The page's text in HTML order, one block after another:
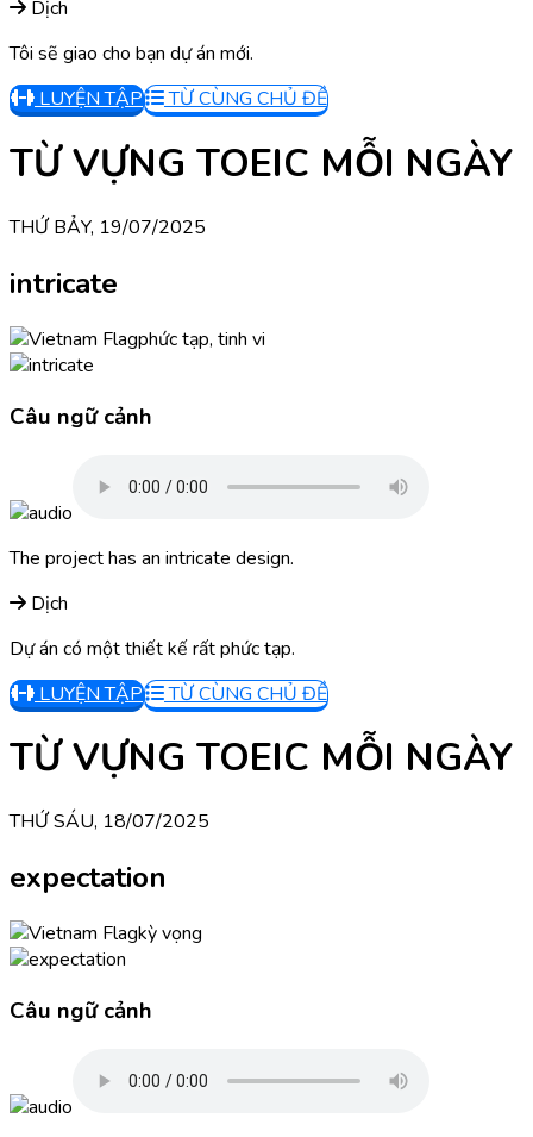
Dịch
Tôi sẽ giao cho bạn dự án mới.
LUYỆN TẬP
TỪ CÙNG CHỦ ĐỀ
TỪ VỰNG TOEIC MỖI NGÀY
THỨ BẢY, 19/07/2025
intricate
phức tạp, tinh vi
Câu ngữ cảnh
The project has an intricate design.
Dịch
Dự án có một thiết kế rất phức tạp.
LUYỆN TẬP
TỪ CÙNG CHỦ ĐỀ
TỪ VỰNG TOEIC MỖI NGÀY
THỨ SÁU, 18/07/2025
expectation
kỳ vọng
Câu ngữ cảnh